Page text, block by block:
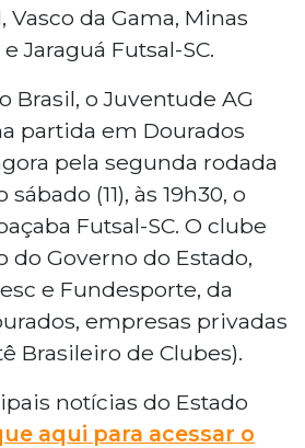
Vasco da Gama, Minas
Jaraguá Futsal-SC.
Brasil, o Juventude AG
partida em Dourados
pela segunda rodada
(11), às 19h30, o
Futsal-SC. O clube
do Governo do Estado,
e Fundesporte, da
empresas privadas
Brasileiro de Clubes).
notícias do Estado
aqui para acessar o